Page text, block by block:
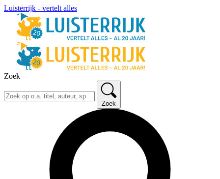
Luisterrijk - vertelt alles
Zoek
Zoek